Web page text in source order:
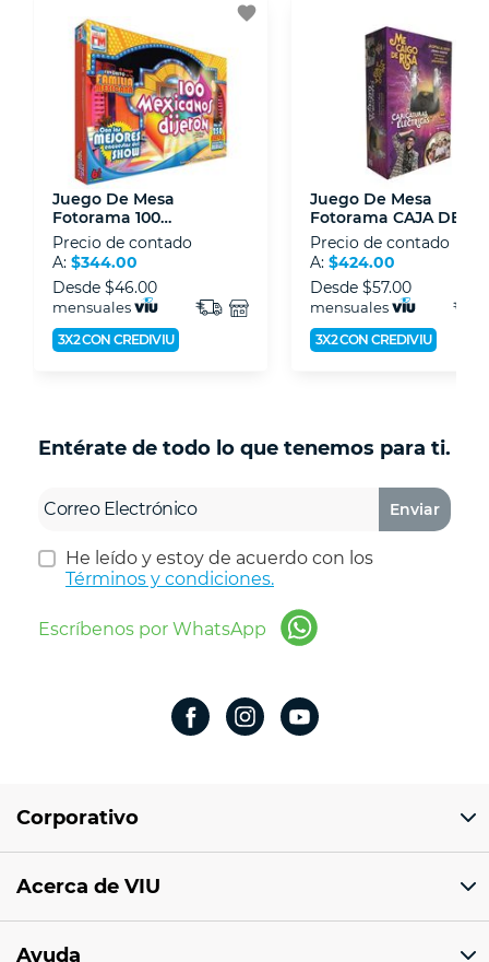
- Sello de confianza correspondiente,
disposiciones legales y Códigos de Ética de la
Asociación Mexicana de Internet (AIMX).
- Nos encontramos en la lista de socios Activos
de la Asociación de Internet.MX.
favorite
Juego De Mesa
Fotorama 100
MEXICANOS DIJERON
0650
Precio de contado
A: $344.00
Desde $46.00
mensuales
3X2 CON CREDIVIU
Juego De Mesa
Fotorama CAJA DE
TOQUES ME CAIGO DE
RISA 1305
Precio de contado
A: $424.00
Desde $57.00
mensuales
3X2 CON CREDIVIU
Entérate de todo lo que tenemos para ti.
Enviar
He leído y estoy de acuerdo con los
Términos y condiciones.
Escríbenos por WhatsApp
Corporativo
Av 18 de marzo # 309. Colonia la Nogalera.
México
Acerca de VIU
Ayuda